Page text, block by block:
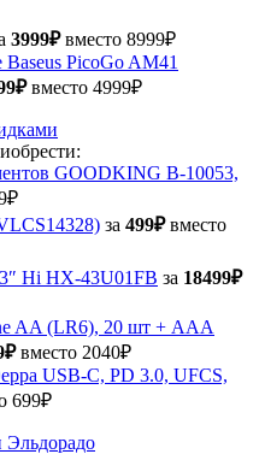
3999₽вместо 8999₽
PicoGo AM41
вместо 4999₽
GOODKING B-10053,
за 499₽вместо
Hi HX-43U01FB за 18499₽
AA (LR6), 20 шт + AAA
вместо 2040₽
USB-C, PD 3.0, UFCS,
699₽